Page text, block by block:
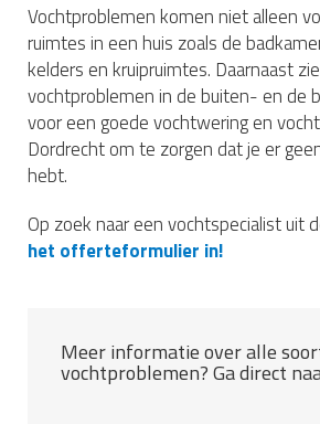
Vochtproblemen komen niet alleen
ruimtes in een huis zoals de
kelders en kruipruimtes. Daarnaast
vochtproblemen in de buiten- en de
voor een goede vochtwering en
Dordrecht om te zorgen dat je er
hebt.
Op zoek naar een vochtspecialist uit
het offerteformulier in!
Meer informatie over alle
vochtproblemen? Ga direct